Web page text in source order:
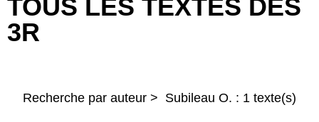
TOUS LES TEXTES DES
3R
Recherche par auteur > Subileau O. : 1 texte(s)